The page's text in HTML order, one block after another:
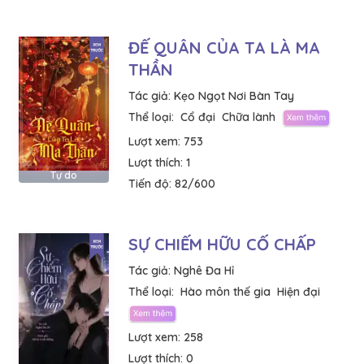
Tự do
ĐẾ QUÂN CỦA TA LÀ MA
THẦN
Tác giả: Kẹo Ngọt Nơi Bàn Tay
Thể loại: Cổ đại Chữa lành
Lượt xem: 753
Lượt thích: 1
Tiến độ: 82/600
SỰ CHIẾM HỮU CỐ CHẤP
Tác giả: Nghê Đa Hỉ
Thể loại: Hào môn thế gia Hiện đại
Lượt xem: 258
Lượt thích: 0